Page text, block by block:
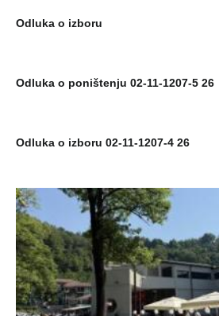
Odluka o izboru
Odluka o poništenju 02-11-1207-5 26
Odluka o izboru 02-11-1207-4 26